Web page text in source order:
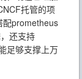
托管的项
配prometheus
还支持
足够支撑上万